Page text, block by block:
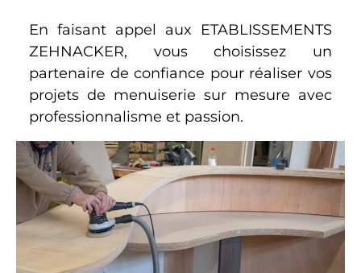
En faisant appel aux ETABLISSEMENTS
ZEHNACKER, vous choisissez un
partenaire de confiance pour réaliser vos
projets de menuiserie sur mesure avec
professionnalisme et passion.